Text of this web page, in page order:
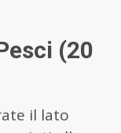
(20
il lato